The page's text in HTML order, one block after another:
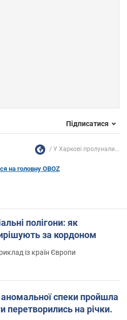
Підписатися
У Харкові пролунали...
на головну OBOZ
полігони: як
за кордоном
із країн Європи
аномальної спеки пройшла
перетворились на річки.